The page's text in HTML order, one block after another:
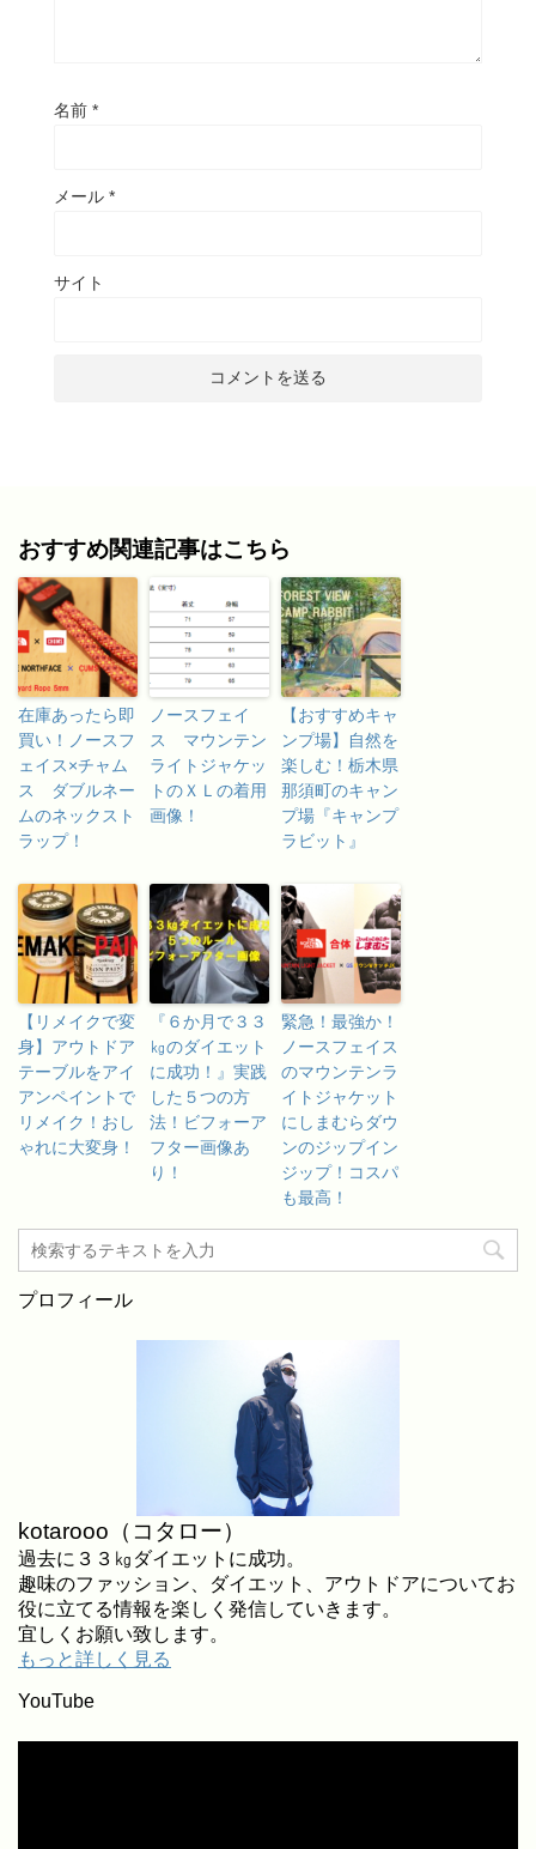
名前 *
メール *
サイト
おすすめ関連記事はこちら
在庫あったら即
買い！ノースフ
ェイス×チャム
ス ダブルネー
ムのネックスト
ラップ！
ノースフェイ
ス マウンテン
ライトジャケッ
トのＸＬの着用
画像！
【おすすめキャ
ンプ場】自然を
楽しむ！栃木県
那須町のキャン
プ場『キャンプ
ラビット』
【リメイクで変
身】アウトドア
テーブルをアイ
アンペイントで
リメイク！おし
ゃれに大変身！
『６か月で３３
㎏のダイエット
に成功！』実践
した５つの方
法！ビフォーア
フター画像あ
り！
緊急！最強か！
ノースフェイス
のマウンテンラ
イトジャケット
にしまむらダウ
ンのジップイン
ジップ！コスパ
も最高！
プロフィール
kotarooo（コタロー）
過去に３３㎏ダイエットに成功。
趣味のファッション、ダイエット、アウトドアについてお
役に立てる情報を楽しく発信していきます。
宜しくお願い致します。
もっと詳しく見る
YouTube